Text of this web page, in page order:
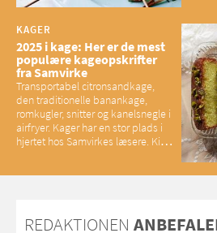
KAGER
2025 i kage: Her er de mest
populære kageopskrifter
fra Samvirke
Transportabel citronsandkage,
den traditionelle banankage,
romkugler, snitter og kanelsnegle i
airfryer. Kager har en stor plads i
hjertet hos Samvirkes læsere. Kig
REDAKTIONEN